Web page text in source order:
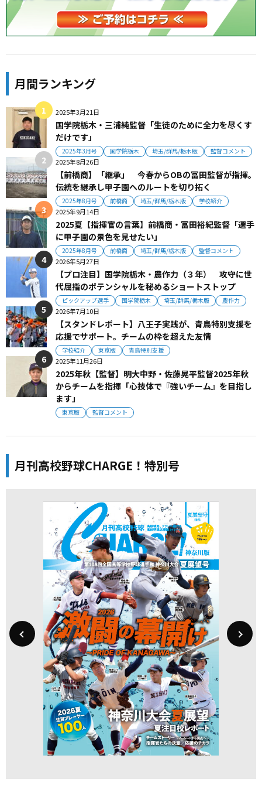
月間ランキング
2025年3月21日
国学院栃木・三浦純監督「生徒のために全力を尽くす
だけです」
2025年3月号 国学院栃木 埼玉/群馬/栃木版 監督コメント
2025年8月26日
【前橋商】「継承」 今春からOBの冨田監督が指揮。
伝統を継承し甲子園へのルートを切り拓く
2025年8月号 前橋商 埼玉/群馬/栃木版 学校紹介
2025年9月14日
2025夏【指揮官の言葉】前橋商・冨田裕紀監督「選手
に甲子園の景色を見せたい」
2025年8月号 前橋商 埼玉/群馬/栃木版 監督コメント
2026年5月27日
【プロ注目】国学院栃木・農作力（３年） 攻守に世
代屈指のポテンシャルを秘めるショートストップ
ピックアップ選手 国学院栃木 埼玉/群馬/栃木版 農作力
2026年7月10日
【スタンドレポート】八王子実践が、青鳥特別支援を
応援でサポート。チームの枠を超えた友情
学校紹介 東京版 青鳥特別支援
2025年11月26日
2025年秋【監督】明大中野・佐藤晃平監督2025年秋
からチームを指揮「心技体で『強いチーム』を目指し
ます」
東京版 監督コメント
月刊高校野球CHARGE！特別号